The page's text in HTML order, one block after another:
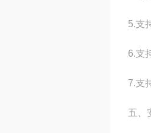
5.支
6.支
7.支
五、